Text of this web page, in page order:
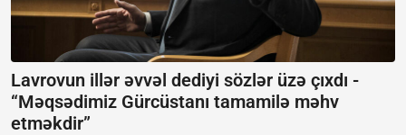
Lavrovun illər əvvəl dediyi sözlər üzə çıxdı -
“Məqsədimiz Gürcüstanı tamamilə məhv
etməkdir”